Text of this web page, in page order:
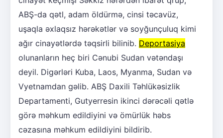
ABŞ-da qətl, adam öldürmə, cinsi təcavüz,
uşaqla əxlaqsız hərəkətlər və soyğunçuluq kimi
ağır cinayətlərdə təqsirli bilinib. Deportasiya
olunanların heç biri Cənubi Sudan vətəndaşı
deyil. Digərləri Kuba, Laos, Myanma, Sudan və
Vyetnamdan gəlib. ABŞ Daxili Təhlükəsizlik
Departamenti, Gutyerresin ikinci dərəcəli qətlə
görə məhkum edildiyini və ömürlük həbs
cəzasına məhkum edildiyini bildirib.